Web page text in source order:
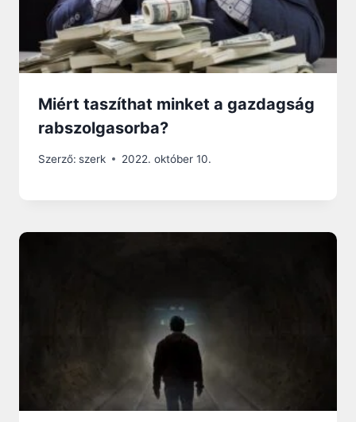
Miért taszíthat minket a gazdagság
rabszolgasorba?
Szerző: szerk 2022. október 10.